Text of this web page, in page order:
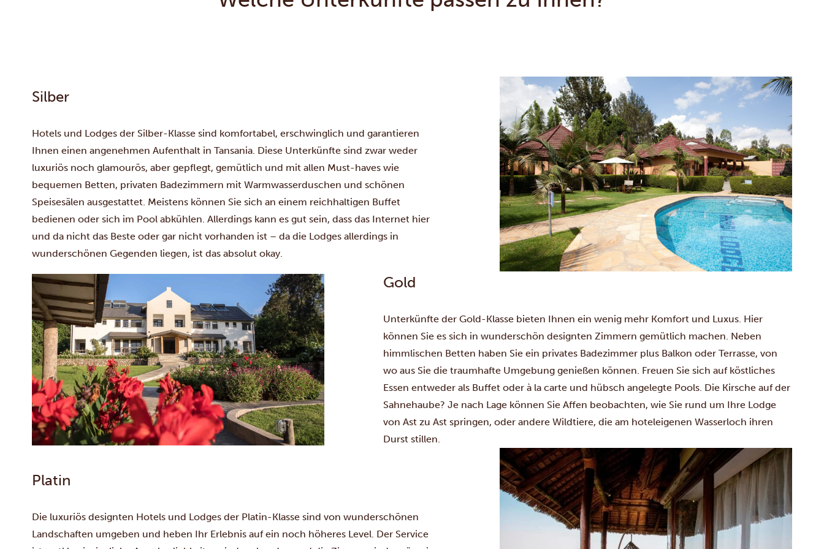
Silber
Hotels und Lodges der Silber-Klasse sind komfortabel, erschwinglich und garantieren
Ihnen einen angenehmen Aufenthalt in Tansania. Diese Unterkünfte sind zwar weder
luxuriös noch glamourös, aber gepflegt, gemütlich und mit allen Must-haves wie
bequemen Betten, privaten Badezimmern mit Warmwasserduschen und schönen
Speisesälen ausgestattet. Meistens können Sie sich an einem reichhaltigen Buffet
bedienen oder sich im Pool abkühlen. Allerdings kann es gut sein, dass das Internet hier
und da nicht das Beste oder gar nicht vorhanden ist – da die Lodges allerdings in
wunderschönen Gegenden liegen, ist das absolut okay.
Gold
Unterkünfte der Gold-Klasse bieten Ihnen ein wenig mehr Komfort und Luxus. Hier
können Sie es sich in wunderschön designten Zimmern gemütlich machen. Neben
himmlischen Betten haben Sie ein privates Badezimmer plus Balkon oder Terrasse, von
wo aus Sie die traumhafte Umgebung genießen können. Freuen Sie sich auf köstliches
Essen entweder als Buffet oder à la carte und hübsch angelegte Pools. Die Kirsche auf der
Sahnehaube? Je nach Lage können Sie Affen beobachten, wie Sie rund um Ihre Lodge
von Ast zu Ast springen, oder andere Wildtiere, die am hoteleigenen Wasserloch ihren
Durst stillen.
Platin
Die luxuriös designten Hotels und Lodges der Platin-Klasse sind von wunderschönen
Landschaften umgeben und heben Ihr Erlebnis auf ein noch höheres Level. Der Service